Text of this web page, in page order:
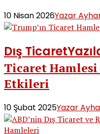
10 Nisan 2026Yazar
Dış Ticaret
Ticaret Hamlesi
Etkileri
10 Şubat 2025Yazar